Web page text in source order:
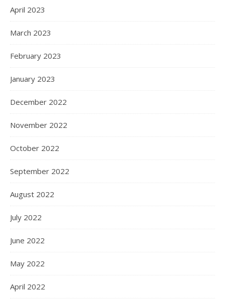
April 2023
March 2023
February 2023
January 2023
December 2022
November 2022
October 2022
September 2022
August 2022
July 2022
June 2022
May 2022
April 2022